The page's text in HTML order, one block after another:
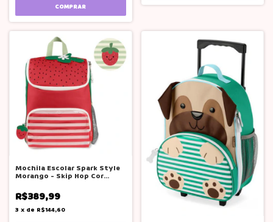
Mochila Escolar Spark Style
Morango - Skip Hop Cor
R$389,99
3 x de R$144,60